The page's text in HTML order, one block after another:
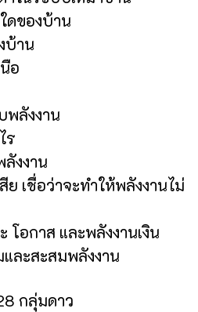
ดของบ้าน
บ้าน
อ
พลังงาน
ร
งงาน
เชื่อว่าจะทำให้พลังงานไม่
โอกาส และพลังงานเงิน
และสะสมพลังงาน
กลุ่มดาว